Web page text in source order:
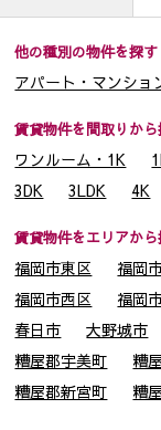
他の種別の物件を探す
アパート・マンショ
賃貸物件を間取りか
ワンルーム・1K
3DK
3LDK 4K
賃貸物件をエリアか
福岡市東区 福岡
福岡市西区
福岡
春日市
大野城市
糟屋郡宇美町
糟
糟屋郡新宮町
糟